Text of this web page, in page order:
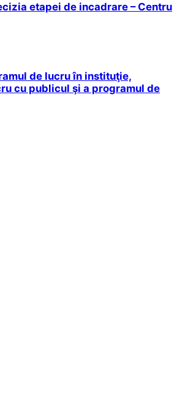
etapei de incadrare – Centru
de lucru în instituţie,
cu publicul şi a programul de